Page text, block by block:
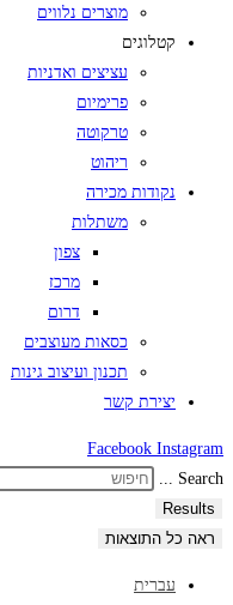
מוצרים נלווים
קטלוגים
עציצים ואדניות
פרימיום
טרקוטה
ריהוט
נקודות מכירה
משתלות
צפון
מרכז
דרום
כסאות מעוצבים
תכנון ועיצוב גינות
יצירת קשר
Facebook Instagram
Search ...
Results
ראה כל התוצאות
עברית